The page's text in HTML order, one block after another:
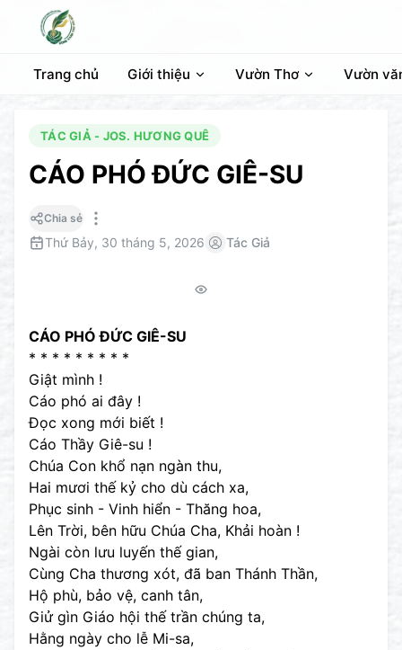
Trang chủ Giới thiệu Vườn Thơ Vườn
TÁC GIẢ - JOS. HƯƠNG QUÊ
CÁO PHÓ ĐỨC GIÊ-SU
Chia sẻ
Thứ Bảy, 30 tháng 5, 2026 Tác Giả
CÁO PHÓ ĐỨC GIÊ-SU
* * * * * * * * *
Giật mình !
Cáo phó ai đây !
Đọc xong mới biết !
Cáo Thầy Giê-su !
Chúa Con khổ nạn ngàn thu,
Hai mươi thế kỷ cho dù cách xa,
Phục sinh - Vinh hiển - Thăng hoa,
Lên Trời, bên hữu Chúa Cha, Khải hoàn !
Ngài còn lưu luyến thế gian,
Cùng Cha thương xót, đã ban Thánh Thần,
Hộ phù, bảo vệ, canh tân,
Giử gìn Giáo hội thế trần chúng ta,
Hằng ngày cho lễ Mi-sa,